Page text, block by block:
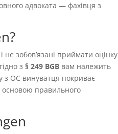
адвоката — фахівця з
і не зобовʼязані приймати оцінку
з§ 249 BGB вам належить
з OC винуватця покриває
основою правильного